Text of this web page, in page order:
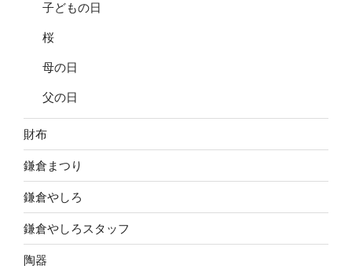
子どもの日
桜
母の日
父の日
財布
鎌倉まつり
鎌倉やしろ
鎌倉やしろスタッフ
陶器